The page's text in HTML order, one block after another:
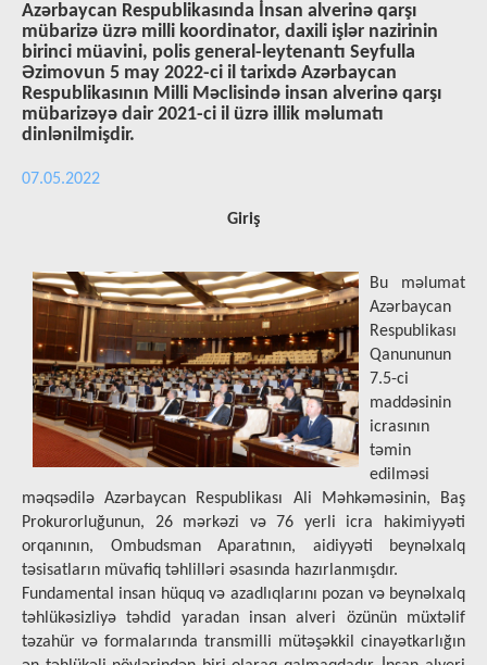
Azərbaycan Respublikasında İnsan alverinə qarşı
mübarizə üzrə milli koordinator, daxili işlər nazirinin
birinci müavini, polis general-leytenantı Seyfulla
Əzimovun 5 may 2022-ci il tarixdə Azərbaycan
Respublikasının Milli Məclisində insan alverinə qarşı
mübarizəyə dair 2021-ci il üzrə illik məlumatı
dinlənilmişdir.
07.05.2022
Giriş
Bu məlumat
Azərbaycan
Respublikası
Qanununun
7.5-ci
maddəsinin
icrasının
təmin
edilməsi
məqsədilə Azərbaycan Respublikası Ali Məhkəməsinin, Baş
Prokurorluğunun, 26 mərkəzi və 76 yerli icra hakimiyyəti
orqanının, Ombudsman Aparatının, aidiyyəti beynəlxalq
təsisatların müvafiq təhlilləri əsasında hazırlanmışdır.
Fundamental insan hüquq və azadlıqlarını pozan və beynəlxalq
təhlükəsizliyə təhdid yaradan insan alveri özünün müxtəlif
təzahür və formalarında transmilli mütəşəkkil cinayətkarlığın